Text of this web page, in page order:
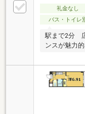
礼金なし
バス・トイレ
駅まで2分
ンスが魅力